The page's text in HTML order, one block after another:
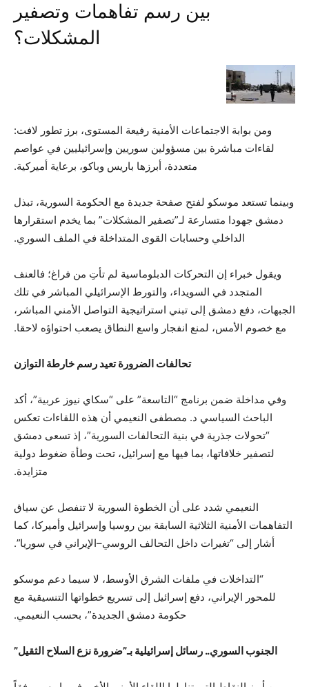
بين رسم تفاهمات وتصفير
المشكلات؟
ومن بوابة الاجتماعات الأمنية رفيعة المستوى، برز تطور لافت:
لقاءات مباشرة بين مسؤولين سوريين وإسرائيليين في عواصم
متعددة، أبرزها باريس وباكو، برعاية أميركية.
وبينما تستعد موسكو لفتح صفحة جديدة مع الحكومة السورية، تبذل
دمشق جهودا متسارعة لـ”تصفير المشكلات” بما يخدم استقرارها
الداخلي وحسابات القوى المتداخلة في الملف السوري.
ويقول خبراء إن التحركات الدبلوماسية لم تأتِ من فراغ؛ فالعنف
المتجدد في السويداء، والتورط الإسرائيلي المباشر في تلك
الجبهات، دفع دمشق إلى تبني استراتيجية التواصل الأمني المباشر،
مع خصوم الأمس، لمنع انفجار واسع النطاق يصعب احتواؤه لاحقا.
تحالفات الضرورة تعيد رسم خارطة التوازن
وفي مداخلة ضمن برنامج “التاسعة” على “سكاي نيوز عربية”، أكد
الباحث السياسي د. مصطفى النعيمي أن هذه اللقاءات تعكس
“تحولات جذرية في بنية التحالفات السورية”، إذ تسعى دمشق
لتصفير خلافاتها، بما فيها مع إسرائيل، تحت وطأة ضغوط دولية
متزايدة.
النعيمي شدد على أن الخطوة السورية لا تنفصل عن سياق
التفاهمات الأمنية الثلاثية السابقة بين روسيا وإسرائيل وأميركا، كما
أشار إلى “تغيرات داخل التحالف الروسي–الإيراني في سوريا”.
“التداخلات في ملفات الشرق الأوسط، لا سيما دعم موسكو
للمحور الإيراني، دفع إسرائيل إلى تسريع خطواتها التنسيقية مع
حكومة دمشق الجديدة”، بحسب النعيمي.
الجنوب السوري.. رسائل إسرائيلية بـ”ضرورة نزع السلاح الثقيل”